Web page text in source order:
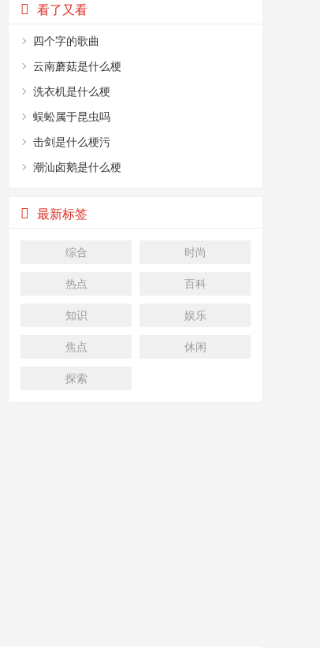
看了又看
四个字的歌曲
云南蘑菇是什么梗
洗衣机是什么梗
蜈蚣属于昆虫吗
击剑是什么梗污
潮汕卤鹅是什么梗
最新标签
综合 时尚
热点 百科
知识 娱乐
焦点 休闲
探索